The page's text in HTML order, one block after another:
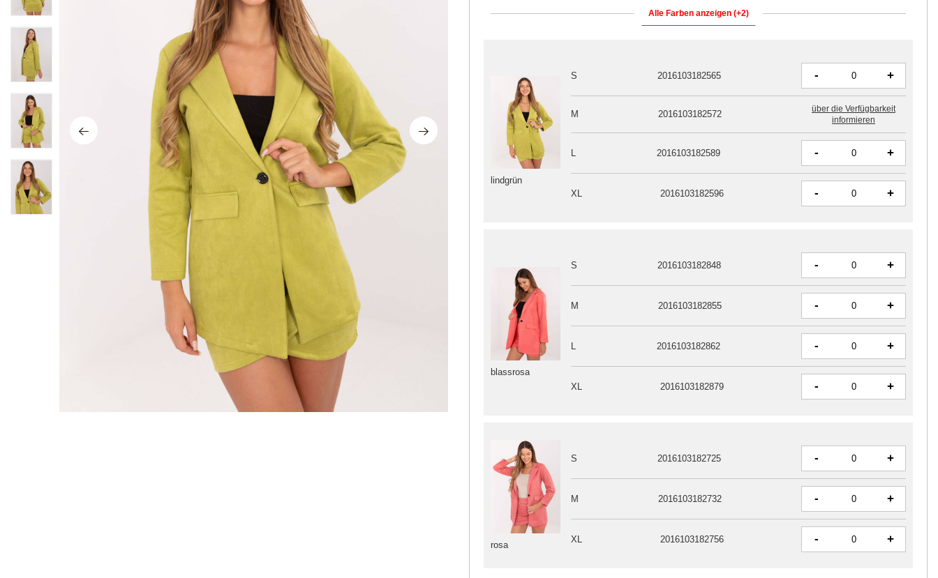
Alle Farben anzeigen (+2)
lindgrün
S 2016103182565 - +
M 2016103182572
über die Verfügbarkeit
informieren
L 2016103182589 - +
XL 2016103182596 - +
blassrosa
S 2016103182848 - +
M 2016103182855 - +
L 2016103182862 - +
XL 2016103182879 - +
rosa
S 2016103182725 - +
M 2016103182732 - +
XL 2016103182756 - +